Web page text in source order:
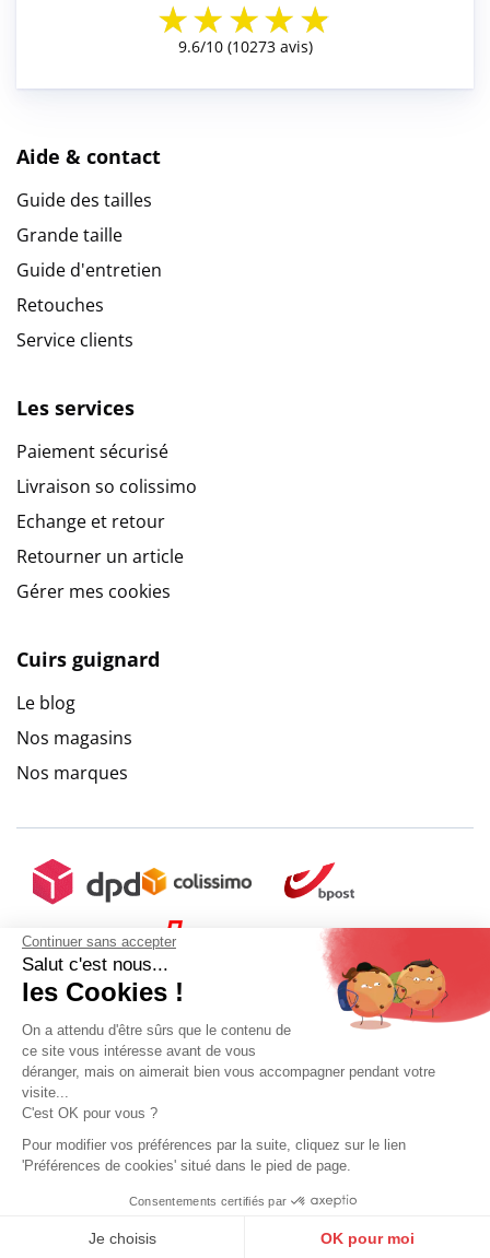
Continuer sans accepter
Salut c'est nous...
les Cookies !
On a attendu d'être sûrs que le contenu de
ce site vous intéresse avant de vous
déranger, mais on aimerait bien vous accompagner pendant votre
visite...
C'est OK pour vous ?
Pour modifier vos préférences par la suite, cliquez sur le lien
'Préférences de cookies' situé dans le pied de page.
Consentements certifiés par
Je choisis OK pour moi
Aide & contact
Guide des tailles
Grande taille
Guide d'entretien
Retouches
Service clients
Les services
Paiement sécurisé
Livraison so colissimo
Echange et retour
Retourner un article
Gérer mes cookies
Cuirs guignard
Le blog
Nos magasins
Nos marques
Gestion des données personnelles